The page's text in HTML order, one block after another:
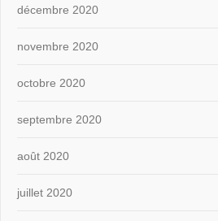
décembre 2020
novembre 2020
octobre 2020
septembre 2020
août 2020
juillet 2020